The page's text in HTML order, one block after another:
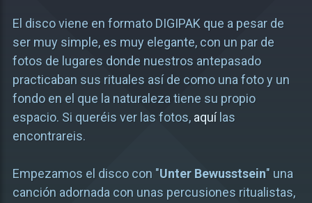
El disco viene en formato DIGIPAK que a pesar de
ser muy simple, es muy elegante, con un par de
fotos de lugares donde nuestros antepasado
practicaban sus rituales así de como una foto y un
fondo en el que la naturaleza tiene su propio
espacio. Si queréis ver las fotos, aquílas
encontrareis.
Empezamos el disco con "Unter Bewusstsein" una
canción adornada con unas percusiones ritualistas,